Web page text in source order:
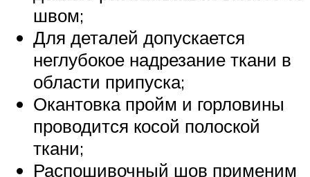
швом;
Для деталей допускается
неглубокое надрезание ткани в
области припуска;
Окантовка пройм и горловины
проводится косой полоской
ткани;
Распошивочный шов применим